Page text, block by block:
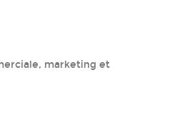
marketing et